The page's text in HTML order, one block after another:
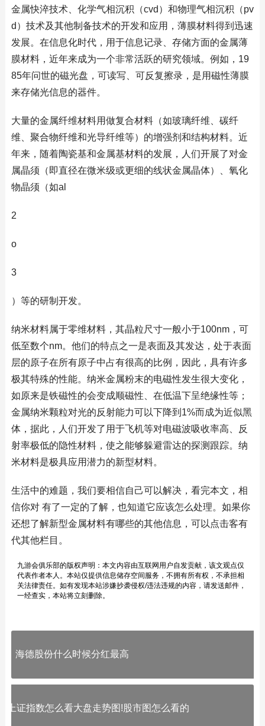
金属快淬技术、化学气相沉积（cvd）和物理气相沉积（pv
d）技术及其他制备技术的开发和应用，薄膜材料得到迅速
发展。在信息化时代，用于信息记录、存储方面的金属薄
膜材料，近年来成为一个非常活跃的研究领域。例如，19
85年问世的磁光盘，可读写、可反复擦录，是用磁性薄膜
来存储光信息的器件。
大量的金属纤维材料用做复合材料（如玻璃纤维、碳纤
维、聚合物纤维和光导纤维等）的增强剂和结构材料。近
年来，随着陶瓷基和金属基材料的发展，人们开展了对金
属晶须（即直径在微米级或更细的线状金属晶体）、氧化
物晶须（如al
2
o
3
）等的研制开发。
纳米材料属于零维材料，其晶粒尺寸一般小于100nm，可
低至数个nm。他们的特点之一是表面及其发达，处于表面
层的原子在所有原子中占有很高的比例，因此，具有许多
极其特殊的性能。纳米金属粉末的电磁性发生很大变化，
如原来是铁磁性的会变成顺磁性、在低温下呈绝缘性等；
金属纳米颗粒对光的反射能力可以下降到1%而成为近似黑
体，据此，人们开发了用于飞机等对电磁波吸收率高、反
射率极低的隐性材料，使之能够躲避雷达的探测跟踪。纳
米材料是极具应用潜力的新型材料。
生活中的难题，我们要相信自己可以解决，看完本文，相
信你对 有了一定的了解，也知道它应该怎么处理。如果你
还想了解新型金属材料有哪些的其他信息，可以点击客有
代其他栏目。
九游会俱乐部的版权声明：本文内容由互联网用户自发贡献，该文观点仅
代表作者本人。本站仅提供信息储存空间服务，不拥有所有权，不承担相
关法律责任。如有发现本站涉嫌抄袭侵权/违法违规的内容，请发送邮件，
一经查实，本站将立刻删除。
海德股份什么时候分红最高
上证指数怎么看大盘走势图!股市图怎么看的